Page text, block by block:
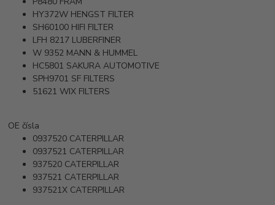
HY372W HENGST FILTER
SH60100 HIFI FILTER
LFH 8217 LUBERFINER
W 9352 MANN & HUMMEL
HC5801 SAKURA AUTOMOTIVE
SPH9701 SF FILTERS
51621 WIX FILTERS
OE čísla
0937520 CATERPILLAR
0937521 CATERPILLAR
937520 CATERPILLAR
937521 CATERPILLAR
937521X CATERPILLAR